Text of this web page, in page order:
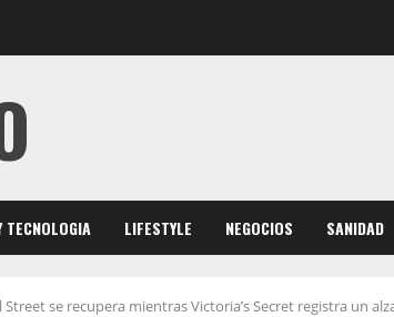
TECNOLOGIA LIFESTYLE NEGOCIOS SANIDAD
Street se recupera mientras Victoria’s Secret registra un